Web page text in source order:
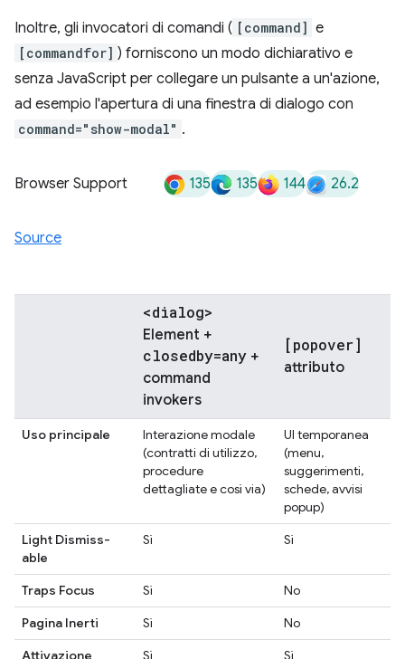
Inoltre, gli invocatori di comandi ( [command] e
[commandfor] ) forniscono un modo dichiarativo e
senza JavaScript per collegare un pulsante a un'azione,
ad esempio l'apertura di una finestra di dialogo con
command="show-modal" .
Browser Support 135 135 144 26.2
Source
<dialog>
Element +
closedby=any +
command
invokers
[popover]
attributo
Uso principale
Interazione modale
(contratti di utilizzo,
procedure
dettagliate e così via)
UI temporanea
(menu,
suggerimenti,
schede, avvisi
popup)
Light Dismiss-
able
Sì Sì
Traps Focus Sì
No
Pagina Inerti
Sì
No
Attivazione
Sì Sì